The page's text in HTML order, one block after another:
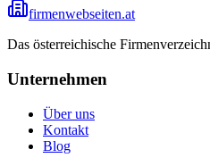
firmenwebseiten.at
Das österreichische
Unternehmen
Über uns
Kontakt
Blog